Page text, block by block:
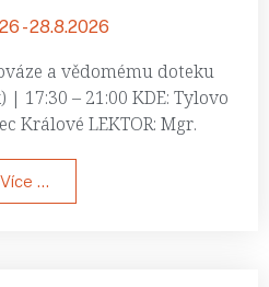
- 28.8.2026
a vědomému doteku
| 17:30 – 21:00 KDE: Tylovo
Králové LEKTOR: Mgr.
Více ...